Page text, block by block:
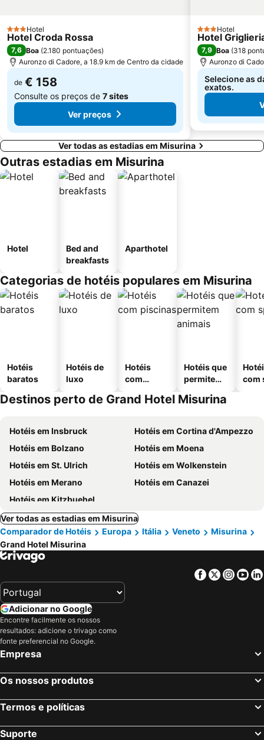
3 Estrelas
Hotel
Hotel Croda Rossa
7,6 Boa (2.180 pontuações)
Auronzo di Cadore, a 18.9 km de Centro da cidade
de € 158
Consulte os preços de 7 sites
Ver preços
3 Estrelas
Hotel
Hotel
7,9 Boa (318
Auronzo di
Selecione as
exatos.
Ver todas as estadias em Misurina
Outras estadias em Misurina
Hotel
Bed and
breakfasts
Aparthotel
Categorias de hotéis populares em Misurina
Hotéis
baratos
Hotéis de
luxo
Hotéis
com
Hotéis que
permitem
com
Destinos perto de Grand Hotel Misurina
Hotéis em Insbruck
Hotéis em Cortina d'Ampezzo
Hotéis em Bolzano
Hotéis em Moena
Hotéis em St. Ulrich
Hotéis em Wolkenstein
Hotéis em Merano
Hotéis em Canazei
Hotéis em Kitzbuehel
Ver todas as estadias em Misurina
Comparador de Hotéis
Europa Itália Veneto
Misurina
Grand Hotel Misurina
Facebook
Twitter
Adicionar no Google
Encontre facilmente os nossos
resultados: adicione o trivago como
fonte preferencial no Google.
Empresa
Os nossos produtos
Termos e políticas
Suporte